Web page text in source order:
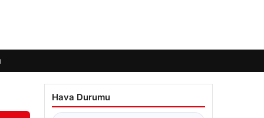
Hava Durumu